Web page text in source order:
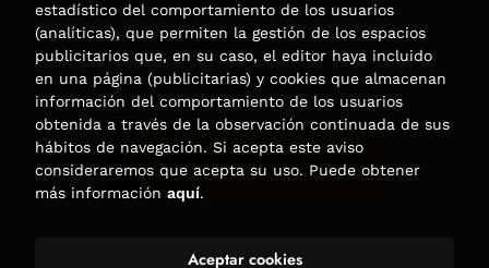
estadístico del comportamiento de los usuarios
(analíticas), que permiten la gestión de los espacios
publicitarios que, en su caso, el editor haya incluido
en una página (publicitarias) y cookies que almacenan
información del comportamiento de los usuarios
obtenida a través de la observación continuada de sus
hábitos de navegación. Si acepta este aviso
consideraremos que acepta su uso. Puede obtener
más información aquí.
Aceptar cookies